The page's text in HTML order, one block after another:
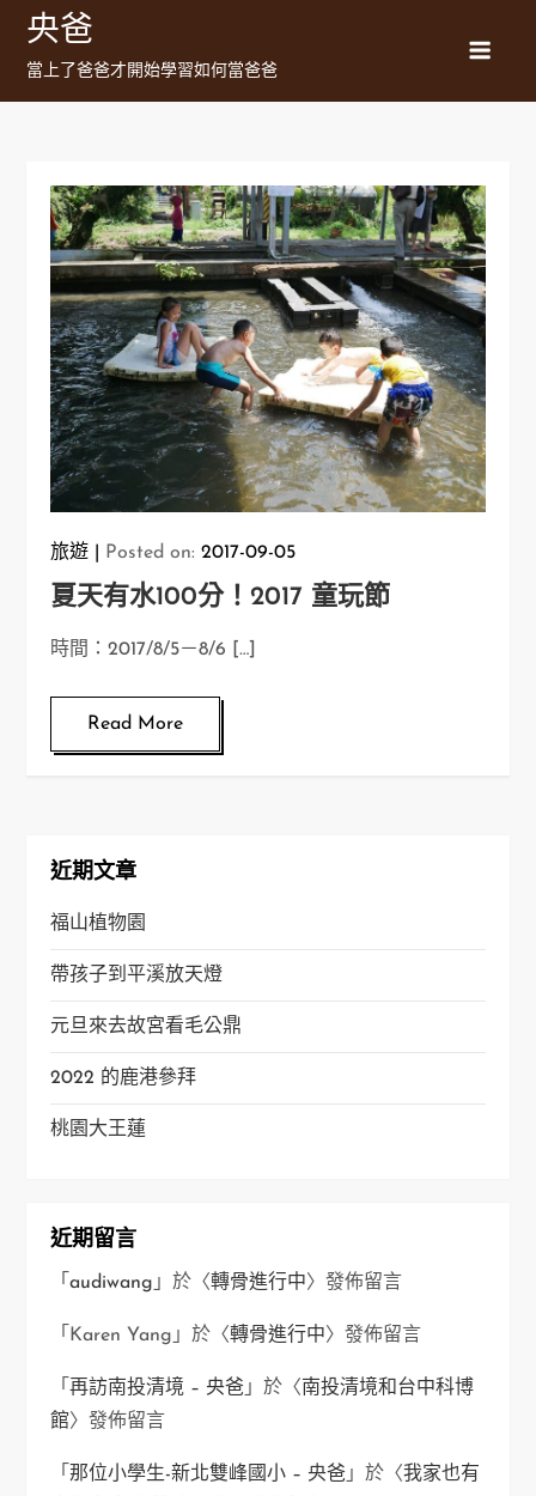
Skip
content
央爸
當上了爸爸才開始學習如何當爸爸
旅遊 Posted on:2017-09-05
夏天有水100分！2017 童玩節
時間：2017/8/5－8/6 […]
Read More
近期文章
福山植物園
帶孩子到平溪放天燈
元旦來去故宮看毛公鼎
2022 的鹿港參拜
桃園大王蓮
近期留言
「audiwang 」於〈轉骨進行中〉發佈留言
「 Karen Yang 」於〈轉骨進行中〉發佈留言
「再訪南投清境 – 央爸 」於〈南投清境和台中科博
館〉發佈留言
「 那位小學生-新北雙峰國小 – 央爸 」於〈我家也有